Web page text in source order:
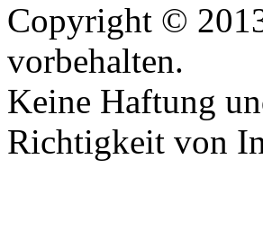
Copyright ©
vorbehalten.
Keine Haftung
Richtigkeit von